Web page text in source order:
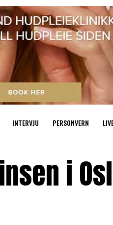
INTERVJU PERSONVERN
i